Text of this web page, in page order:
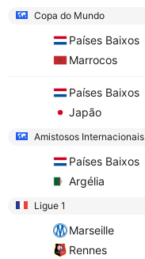
Copa do Mundo
Países Baixos
Marrocos
Países Baixos
Japão
Amistosos Internacionais
Países Baixos
Argélia
Ligue 1
Marseille
Rennes